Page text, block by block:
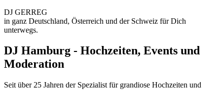
DJ GERREG
in ganz Deutschland, Österreich und der Schweiz für Dich
unterwegs.
DJ Hamburg - Hochzeiten, Events und
Moderation
Seit über 25 Jahren der Spezialist für grandiose Hochzeiten und